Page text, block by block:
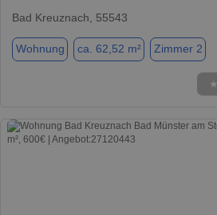
Bad Kreuznach, 55543
Wohnung ca. 62,52 m² Zimmer 2
★